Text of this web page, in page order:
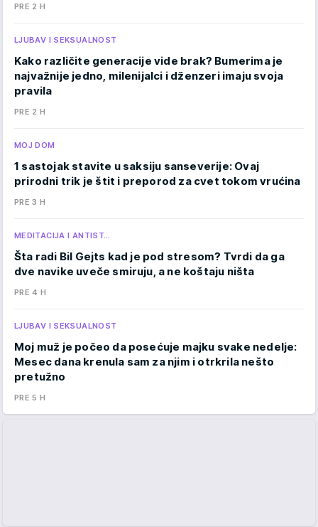
PRE 2 H
LJUBAV I SEKSUALNOST
Kako različite generacije vide brak? Bumerima je
najvažnije jedno, milenijalci i dženzeri imaju svoja
pravila
PRE 2 H
MOJ DOM
1 sastojak stavite u saksiju sanseverije: Ovaj
prirodni trik je štit i preporod za cvet tokom vrućina
PRE 3 H
MEDITACIJA I ANTIST…
Šta radi Bil Gejts kad je pod stresom? Tvrdi da ga
dve navike uveče smiruju, a ne koštaju ništa
PRE 4 H
LJUBAV I SEKSUALNOST
Moj muž je počeo da posećuje majku svake nedelje:
Mesec dana krenula sam za njim i otrkrila nešto
pretužno
PRE 5 H